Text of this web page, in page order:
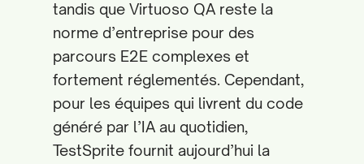
tandis que Virtuoso QA reste la
norme d’entreprise pour des
parcours E2E complexes et
fortement réglementés. Cependant,
pour les équipes qui livrent du code
généré par l’IA au quotidien,
TestSprite fournit aujourd’hui la